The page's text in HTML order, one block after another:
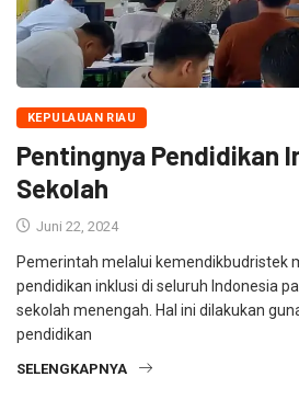
KEPULAUAN RIAU
Pentingnya Pendidikan
Sekolah
Juni 22, 2024
Pemerintah melalui kemendikbudristek
pendidikan inklusi di seluruh Indonesia
sekolah menengah. Hal ini dilakukan
pendidikan
SELENGKAPNYA